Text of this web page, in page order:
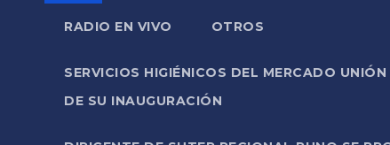
RADIO EN VIVO OTROS
SERVICIOS HIGIÉNICOS DEL MERCADO
DE SU INAUGURACIÓN